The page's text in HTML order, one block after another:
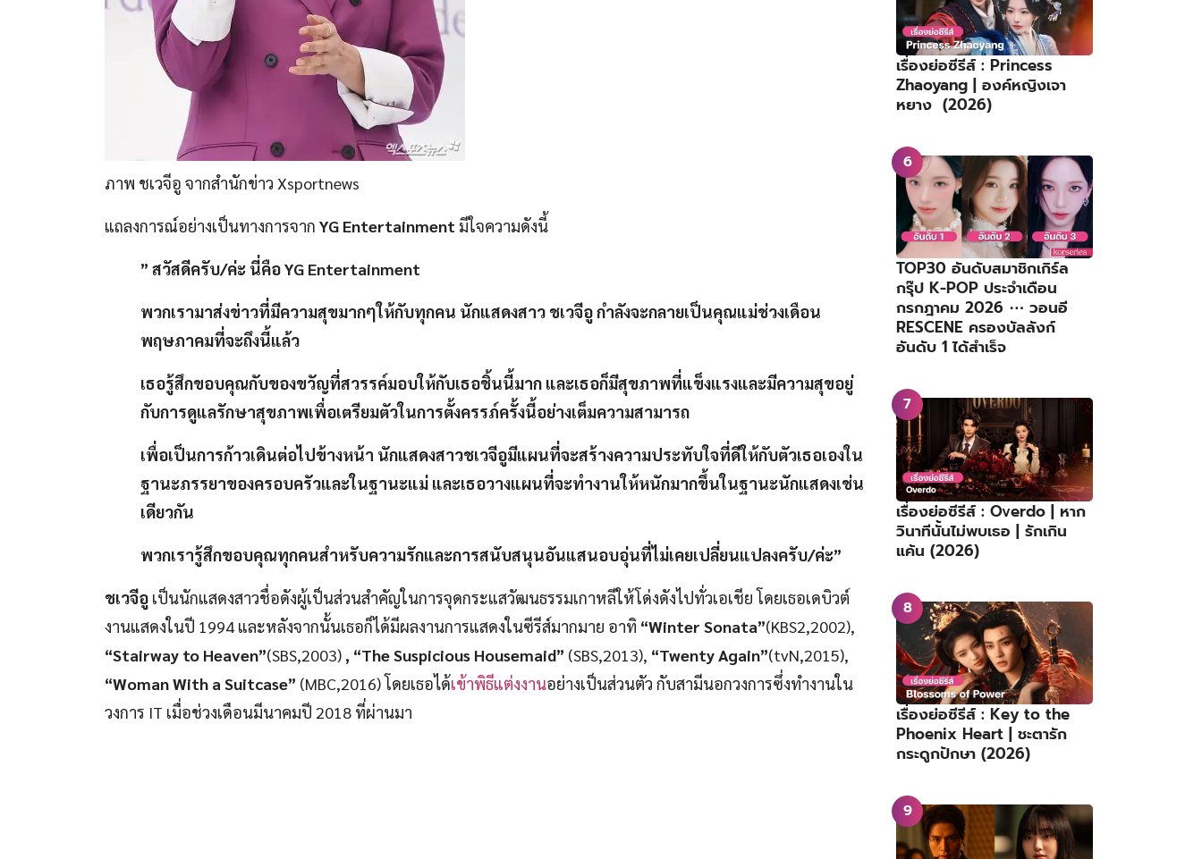
ภาพ ชเวจีอู จากสำนักข่าว Xsportnews
แถลงการณ์อย่างเป็นทางการจาก YG Entertainment มีใจความดังนี้
” สวัสดีครับ/ค่ะ นี่คือ YG Entertainment
พวกเรามาส่งข่าวที่มีความสุขมากๆให้กับทุกคน นักแสดงสาว ชเวจีอู กำลังจะกลายเป็นคุณแม่ช่วงเดือน
พฤษภาคมที่จะถึงนี้แล้ว
เธอรู้สึกขอบคุณกับของขวัญที่สวรรค์มอบให้กับเธอชิ้นนี้มาก และเธอก็มีสุขภาพที่แข็งแรงและมีความสุขอยู่
กับการดูแลรักษาสุขภาพเพื่อเตรียมตัวในการตั้งครรภ์ครั้งนี้อย่างเต็มความสามารถ
เพื่อเป็นการก้าวเดินต่อไปข้างหน้า นักแสดงสาวชเวจีอูมีแผนที่จะสร้างความประทับใจที่ดีให้กับตัวเธอเองใน
ฐานะภรรยาของครอบครัวและในฐานะแม่ และเธอวางแผนที่จะทำงานให้หนักมากขึ้นในฐานะนักแสดงเช่น
เดียวกัน
พวกเรารู้สึกขอบคุณทุกคนสำหรับความรักและการสนับสนุนอันแสนอบอุ่นที่ไม่เคยเปลี่ยนแปลงครับ/ค่ะ”
ชเวจีอู เป็นนักแสดงสาวชื่อดังผู้เป็นส่วนสำคัญในการจุดกระแสวัฒนธรรมเกาหลีให้โด่งดังไปทั่วเอเชีย โดยเธอเดบิวต์
งานแสดงในปี 1994 และหลังจากนั้นเธอก็ได้มีผลงานการแสดงในซีรีส์มากมาย อาทิ “Winter Sonata”(KBS2,2002),
“Stairway to Heaven”(SBS,2003) , “The Suspicious Housemaid” (SBS,2013), “Twenty Again”(tvN,2015),
“Woman With a Suitcase” (MBC,2016) โดยเธอได้เข้าพิธีแต่งงานอย่างเป็นส่วนตัว กับสามีนอกวงการซึ่งทำงานใน
วงการ IT เมื่อช่วงเดือนมีนาคมปี 2018 ที่ผ่านมา
เรื่องย่อซีรีส์ : Princess
Zhaoyang | องค์หญิงเจา
หยาง (2026)
TOP30 อันดับสมาชิกเกิร์ล
กรุ๊ป K-POP ประจำเดือน
กรกฎาคม 2026 ⋯ วอนอี
RESCENE ครองบัลลังก์
อันดับ 1 ได้สำเร็จ
เรื่องย่อซีรีส์ : Overdo | หาก
วินาทีนั้นไม่พบเธอ | รักเกิน
แค้น (2026)
เรื่องย่อซีรีส์ : Key to the
Phoenix Heart | ชะตารัก
กระดูกปักษา (2026)